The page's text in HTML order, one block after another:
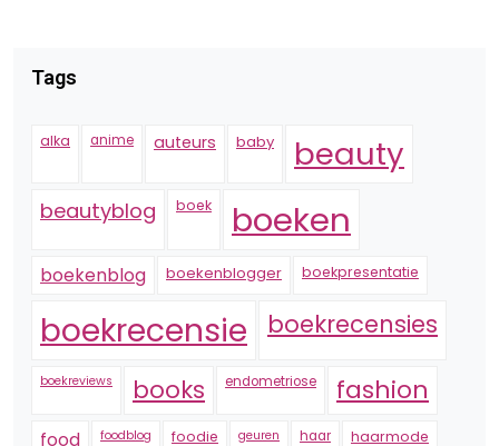
Tags
alka anime auteurs baby beauty
beautyblog boek boeken
boekenblog boekenblogger boekpresentatie
boekrecensie boekrecensies
boekreviews books endometriose fashion
food foodblog foodie geuren haar haarmode